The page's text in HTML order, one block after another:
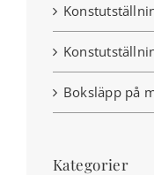
Boksläpp på
Kategorier